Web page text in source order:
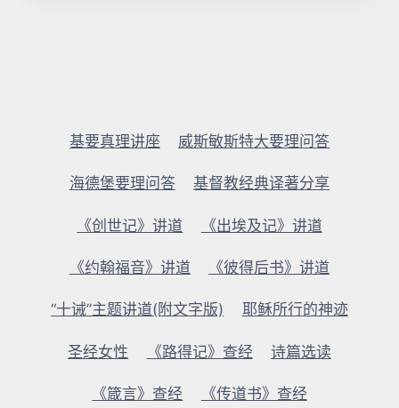
基要真理讲座 威斯敏斯特大要理问答
海德堡要理问答 基督教经典译著分享
《创世记》讲道 《出埃及记》讲道
《约翰福音》讲道 《彼得后书》讲道
“十诫”主题讲道(附文字版) 耶稣所行的神迹
圣经女性 《路得记》查经 诗篇选读
《箴言》查经 《传道书》查经